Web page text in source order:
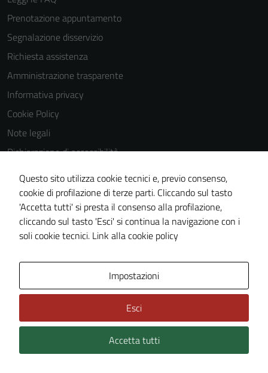
Prenotazione appuntamento
Segnalazione disservizio
Richiesta assistenza
Amministrazione trasparente
Informativa privacy
Cookie Policy
Note legali
Dichiarazione di accessibilità
Dichiarazione di accessibilità Servizi
Whistleblowing
Piano di miglioramento del sito
Area riservata
Technical Design s.r.l.
Questo sito utilizza cookie tecnici e, previo consenso,
cookie di profilazione di terze parti. Cliccando sul tasto
'Accetta tutti' si presta il consenso alla profilazione,
cliccando sul tasto 'Esci' si continua la navigazione con i
soli cookie tecnici. Link alla cookie policy
Impostazioni
Esci
Accetta tutti
personali.